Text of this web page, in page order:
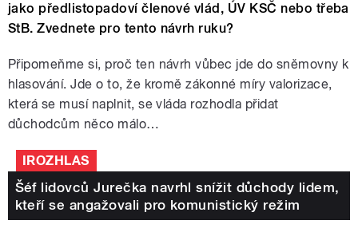
jako předlistopadoví členové vlád, ÚV KSČ nebo třeba
StB. Zvednete pro tento návrh ruku?
Připomeňme si, proč ten návrh vůbec jde do sněmovny k
hlasování. Jde o to, že kromě zákonné míry valorizace,
která se musí naplnit, se vláda rozhodla přidat
důchodcům něco málo…
IROZHLAS
Šéf lidovců Jurečka navrhl snížit důchody lidem,
kteří se angažovali pro komunistický režim